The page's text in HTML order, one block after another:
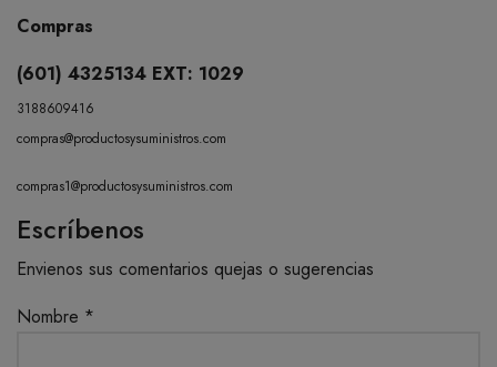
Compras
(601) 4325134 EXT: 1029
3188609416
compras@productosysuministros.com
compras1@productosysuministros.com
Escríbenos
Envienos sus comentarios quejas o sugerencias
Nombre *